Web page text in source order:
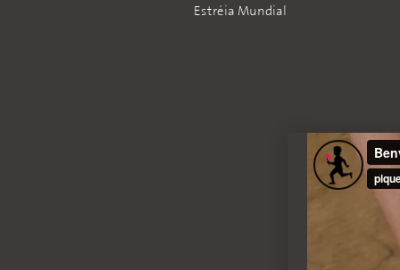
Estréia Mundial